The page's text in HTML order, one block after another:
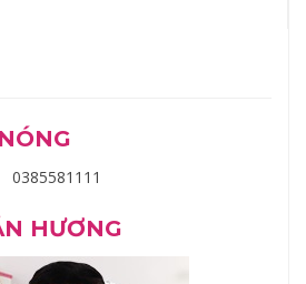
0385581111
HƯƠNG